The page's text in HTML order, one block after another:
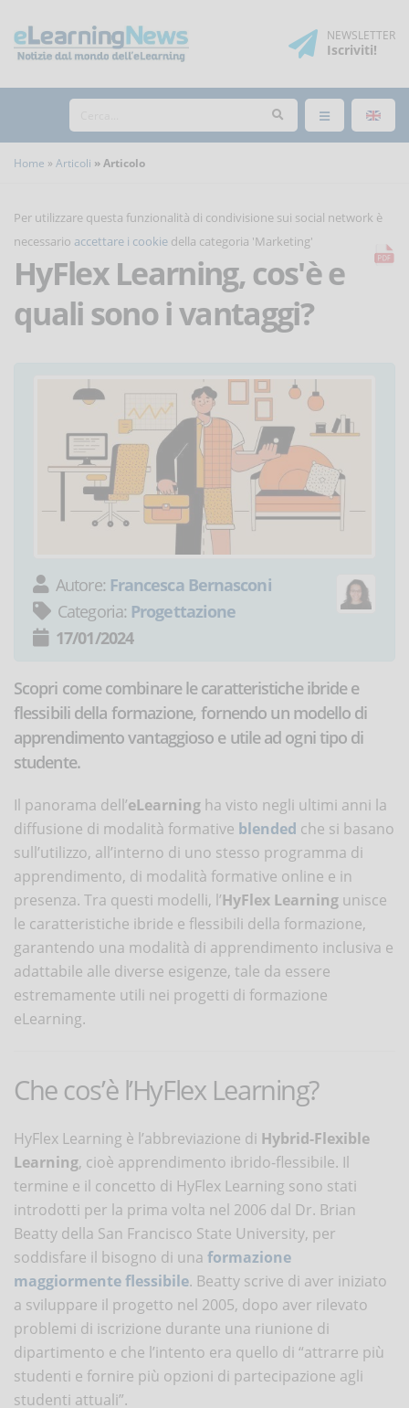
NEWSLETTER
Iscriviti!
Home Articoli Articolo
Per utilizzare questa funzionalità di condivisione sui social network è
necessario accettare i cookie della categoria 'Marketing'
HyFlex Learning, cos'è e
quali sono i vantaggi?
Autore: Francesca Bernasconi
Categoria: Progettazione
17/01/2024
Scopri come combinare le caratteristiche ibride e
flessibili della formazione, fornendo un modello di
apprendimento vantaggioso e utile ad ogni tipo di
studente.
Il panorama dell’eLearning ha visto negli ultimi anni la
diffusione di modalità formative blended che si basano
sull’utilizzo, all’interno di uno stesso programma di
apprendimento, di modalità formative online e in
presenza. Tra questi modelli, l’HyFlex Learning unisce
le caratteristiche ibride e flessibili della formazione,
garantendo una modalità di apprendimento inclusiva e
adattabile alle diverse esigenze, tale da essere
estremamente utili nei progetti di formazione
eLearning.
Che cos’è l’HyFlex Learning?
HyFlex Learning è l’abbreviazione di Hybrid-Flexible
Learning, cioè apprendimento ibrido-flessibile. Il
termine e il concetto di HyFlex Learning sono stati
introdotti per la prima volta nel 2006 dal Dr. Brian
Beatty della San Francisco State University, per
soddisfare il bisogno di una formazione
maggiormente flessibile. Beatty scrive di aver iniziato
a sviluppare il progetto nel 2005, dopo aver rilevato
problemi di iscrizione durante una riunione di
dipartimento e che l’intento era quello di “attrarre più
studenti e fornire più opzioni di partecipazione agli
studenti attuali”.